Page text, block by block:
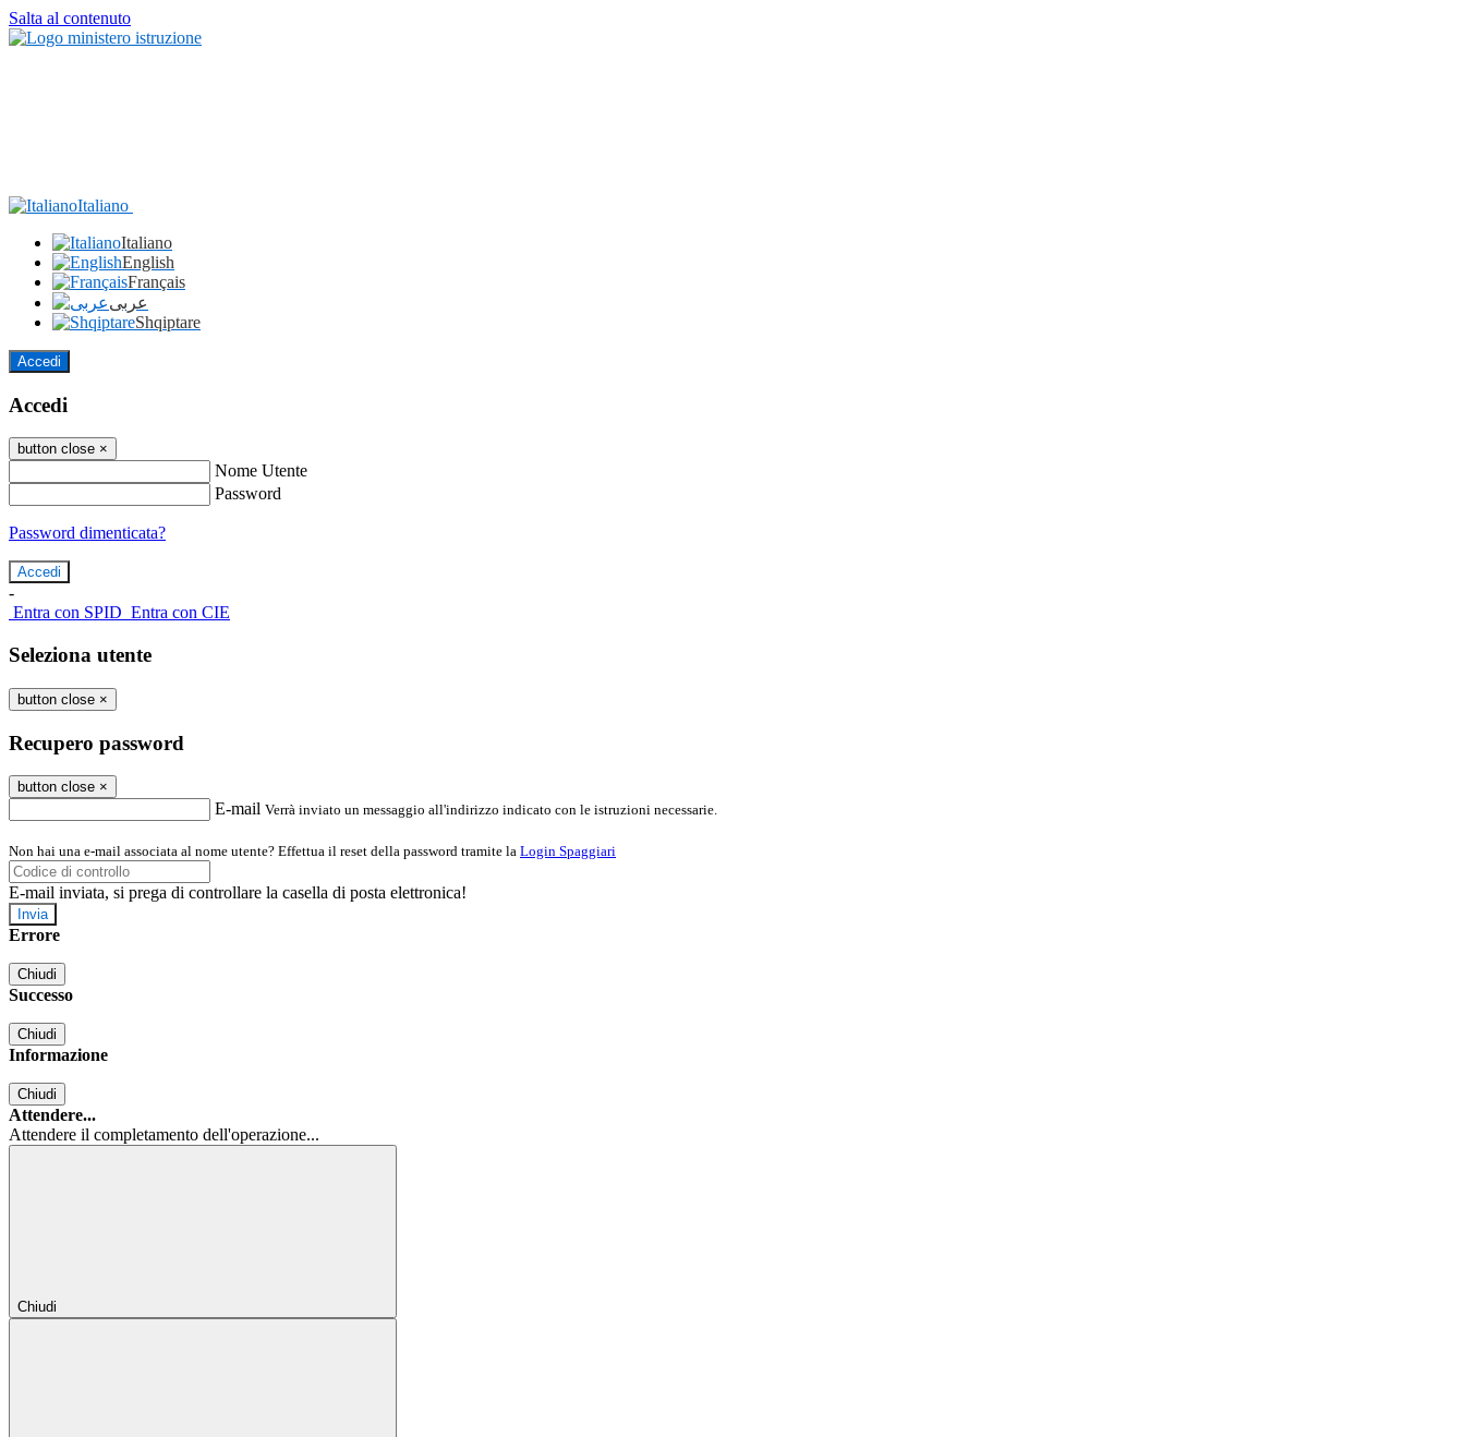
Salta al contenuto
Italiano
Italiano
English
Français
عربى
Shqiptare
Accedi
Accedi
button close ×
Nome Utente
Password
Password dimenticata?
-
Entra con SPID Entra con CIE
Seleziona utente
button close ×
Recupero password
button close ×
E-mail Verrà inviato un messaggio all'indirizzo indicato con le istruzioni necessarie.
Non hai una e-mail associata al nome utente? Effettua il reset della password tramite la Login Spaggiari
E-mail inviata, si prega di controllare la casella di posta elettronica!
Errore
Chiudi
Successo
Chiudi
Informazione
Chiudi
Attendere...
Attendere il completamento dell'operazione...
Chiudi